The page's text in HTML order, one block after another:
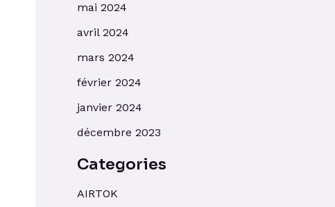
mai 2024
avril 2024
mars 2024
février 2024
janvier 2024
décembre 2023
Categories
AIRTOK